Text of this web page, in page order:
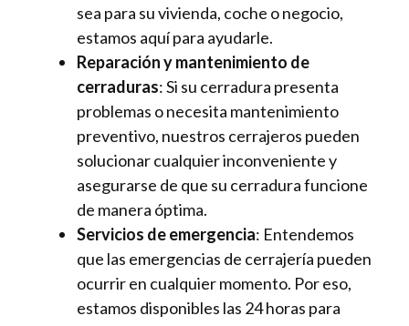
sea para su vivienda, coche o negocio,
estamos aquí para ayudarle.
Reparación y mantenimiento de
cerraduras: Si su cerradura presenta
problemas o necesita mantenimiento
preventivo, nuestros cerrajeros pueden
solucionar cualquier inconveniente y
asegurarse de que su cerradura funcione
de manera óptima.
Servicios de emergencia: Entendemos
que las emergencias de cerrajería pueden
ocurrir en cualquier momento. Por eso,
estamos disponibles las 24 horas para